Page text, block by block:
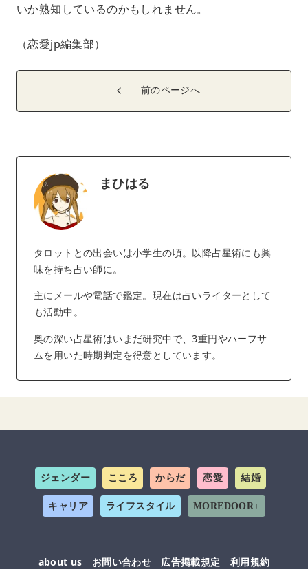
いか熟知しているのかもしれません。
（恋愛jp編集部）
前のページへ
まひはる
タロットとの出会いは小学生の頃。以降占星術にも興
味を持ち占い師に。
主にメールや電話で鑑定。現在は占いライターとして
も活動中。
奥の深い占星術はいまだ研究中で、3重円やハーフサ
ムを用いた時期判定を得意としています。
ジェンダー こころ からだ 恋愛 結婚
キャリア ライフスタイル MOREDOOR+
about us お問い合わせ 広告掲載規定 利用規約